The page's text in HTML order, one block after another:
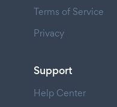
Terms of Service
Privacy
Support
Help Center